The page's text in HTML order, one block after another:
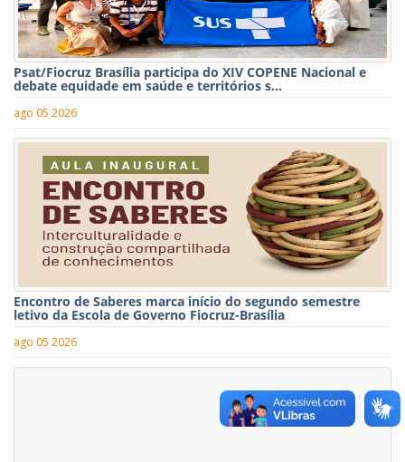
Psat/Fiocruz Brasília participa do XIV COPENE Nacional e
debate equidade em saúde e territórios s...
ago 05 2026
Encontro de Saberes marca início do segundo semestre
letivo da Escola de Governo Fiocruz-Brasília
ago 05 2026